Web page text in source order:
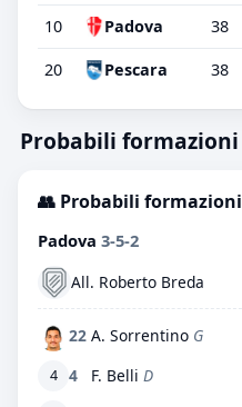
10 Padova 38
20 Pescara 38
Probabili formazioni
👥 Probabili formazioni
Padova 3-5-2
All. Roberto Breda
22 A. Sorrentino G
4 4 F. Belli D